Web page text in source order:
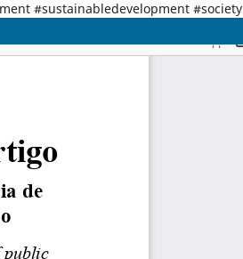
#sustainabledevelopment #society